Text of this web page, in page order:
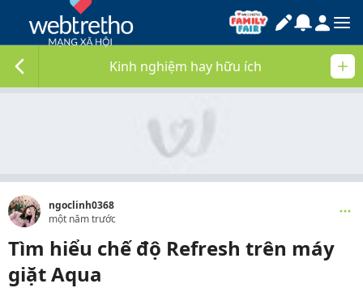
Kinh nghiệm hay hữu ích
ngoclinh0368
một năm trước
Tìm hiểu chế độ Refresh trên máy
giặt Aqua